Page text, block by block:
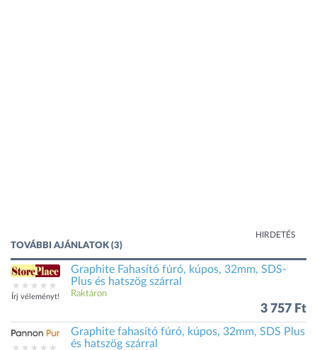
HIRDETÉS
TOVÁBBI AJÁNLATOK (3)
Írj véleményt!
Graphite Fahasító fúró, kúpos, 32mm, SDS-
Plus és hatszög szárral
Raktáron
3 757 Ft
Graphite fahasító fúró, kúpos, 32mm, SDS Plus
és hatszög szárral